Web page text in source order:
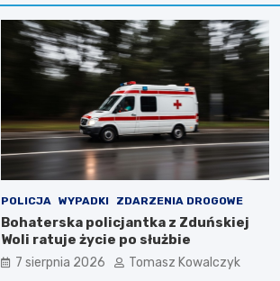
POLICJA WYPADKI ZDARZENIA DROGOWE
Bohaterska policjantka z Zduńskiej
Woli ratuje życie po służbie
7 sierpnia 2026 Tomasz Kowalczyk